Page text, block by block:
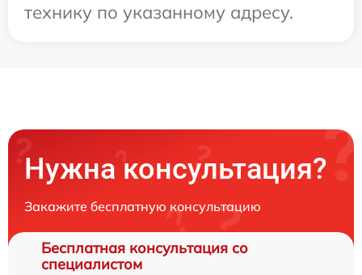
технику по указанному адресу.
Нужна консультация?
Закажите бесплатную консультацию
Бесплатная консультация со
специалистом